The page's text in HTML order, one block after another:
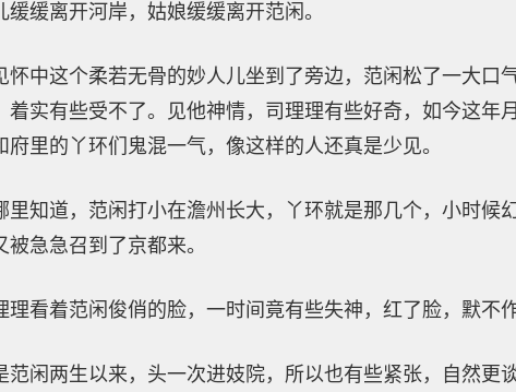
缓缓离开河岸，姑娘缓缓离开范闲。
怀中这个柔若无骨的妙人儿坐到了旁边，范闲松了一大口
着实有些受不了。见他神情，司理理有些好奇，如今这年
府里的丫环们鬼混一气，像这样的人还真是少见。
里知道，范闲打小在澹州长大，丫环就是那几个，小时候
被急急召到了京都来。
理看着范闲俊俏的脸，一时间竟有些失神，红了脸，默不
范闲两生以来，头一次进妓院，所以也有些紧张，自然更